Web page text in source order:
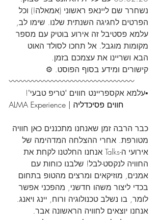
נשחרר שם ליינאפ ראשוני (אמאלה!) וכל
הפרטים לחגיגה השנתית שלנו. שימו לב,
עלמא פסטיבל זה אירוע בוטיק עם מספר
מקומות מוגבל. אל תחכו לסולד האוט
הבא ושריינו את עצמכם בזמן.
קישורים ומידע בסוף הפוסט. ⚙️
〰️〰️〰️〰️〰️〰️〰️〰️〰️〰️〰️〰️〰️〰️〰️〰️
▪️עלמא אקספריינט חווים "טריפ טבעי"!
ALMA Experience | חווים פסיכדליה
כבר הרבה זמן שאנחנו מתכננים כאן חוויה
מטורפת. אחרי ההצלחה המדהימה של
אירועי ה-Talks אנחנו החלטנו לקחת את
החוויה לנקסט-לבל! שלבנו כוחות עם
אמנים, מוזיקאים ומרצים מהטופ בתחום
בכדי ליצור משהו חדשני, מהפכני אפשר
לומר, בו נשלב טכנולוגיה ורוח, יינג ויאנג.
אנחנו יוצאים לחוויה הראשונה אבר.